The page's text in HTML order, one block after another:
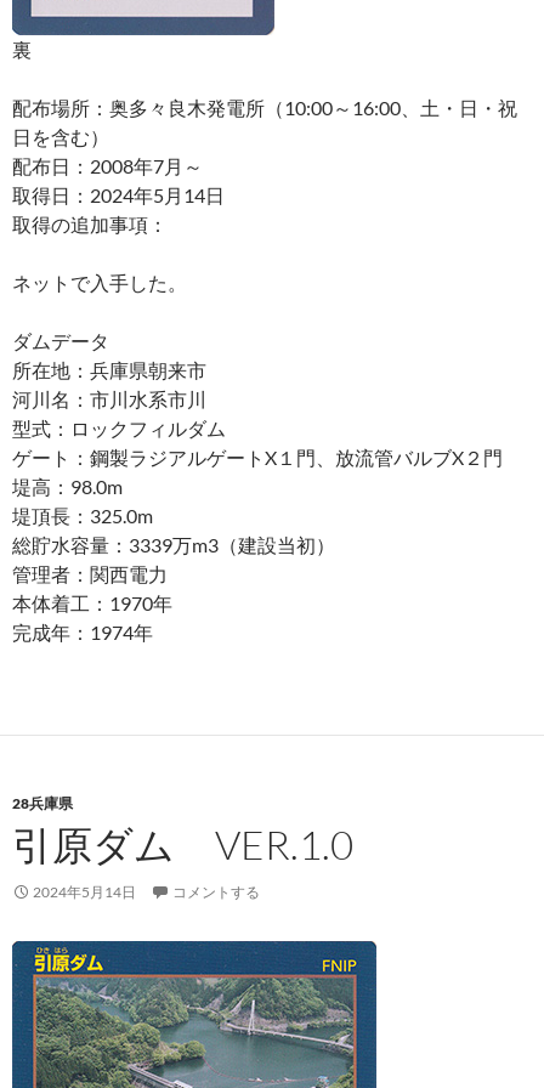
裏
配布場所：奥多々良木発電所（10:00～16:00、土・日・祝
日を含む）
配布日：2008年7月～
取得日：2024年5月14日
取得の追加事項：
ネットで入手した。
ダムデータ
所在地：兵庫県朝来市
河川名：市川水系市川
型式：ロックフィルダム
ゲート：鋼製ラジアルゲートX１門、放流管バルブX２門
堤高：98.0m
堤頂長：325.0m
総貯水容量：3339万m3（建設当初）
管理者：関西電力
本体着工：1970年
完成年：1974年
28兵庫県
引原ダム VER.1.0
2024年5月14日 コメントする